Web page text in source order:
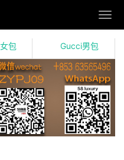
包 Gucci男包